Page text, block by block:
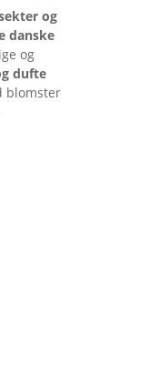
og
danske
og
dufte
blomster